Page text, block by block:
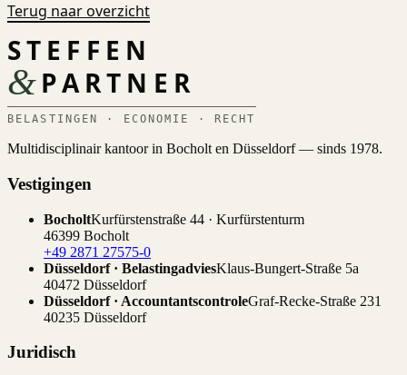
Terug naar overzicht
STEFFEN
&PARTNER
BELASTINGEN · ECONOMIE · RECHT
Multidisciplinair kantoor in Bocholt en Düsseldorf — sinds 1978.
Vestigingen
BocholtKurfürstenstraße 44 · Kurfürstenturm
46399 Bocholt
+49 2871 27575-0
Düsseldorf · BelastingadviesKlaus-Bungert-Straße 5a
40472 Düsseldorf
Düsseldorf · AccountantscontroleGraf-Recke-Straße 231
40235 Düsseldorf
Juridisch